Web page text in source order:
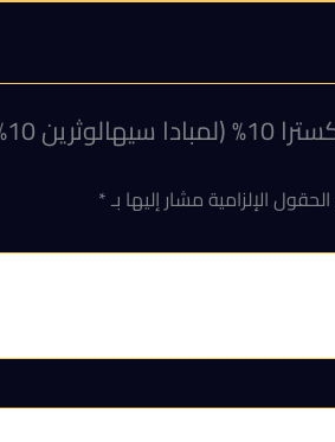
الحقول الإلزامية مشار إليها بـ*